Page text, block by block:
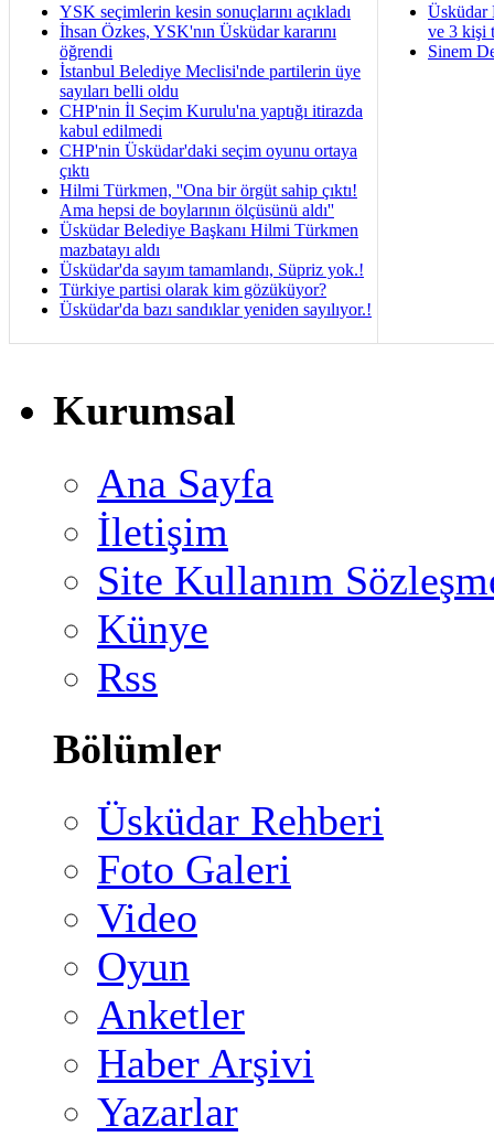
YSK seçimlerin kesin sonuçlarını açıkladı
İhsan Özkes, YSK'nın Üsküdar kararını
öğrendi
İstanbul Belediye Meclisi'nde partilerin üye
sayıları belli oldu
CHP'nin İl Seçim Kurulu'na yaptığı itirazda
kabul edilmedi
CHP'nin Üsküdar'daki seçim oyunu ortaya
çıktı
Hilmi Türkmen, ''Ona bir örgüt sahip çıktı!
Ama hepsi de boylarının ölçüsünü aldı''
Üsküdar Belediye Başkanı Hilmi Türkmen
mazbatayı aldı
Üsküdar'da sayım tamamlandı, Süpriz yok.!
Türkiye partisi olarak kim gözüküyor?
Üsküdar'da bazı sandıklar yeniden sayılıyor.!
Üsküdar
ve 3 kişi
Sinem
Kurumsal
Ana Sayfa
İletişim
Site Kullanım
Künye
Rss
Bölümler
Üsküdar Rehberi
Foto Galeri
Video
Oyun
Anketler
Haber Arşivi
Yazarlar